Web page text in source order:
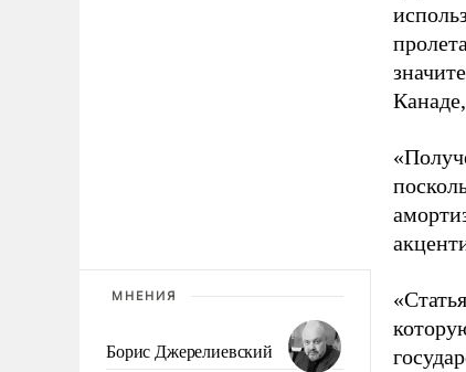
МНЕНИЯ
Борис Джерелиевский